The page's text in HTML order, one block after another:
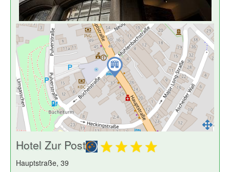
Hotel Zur Post
Hauptstraße, 39